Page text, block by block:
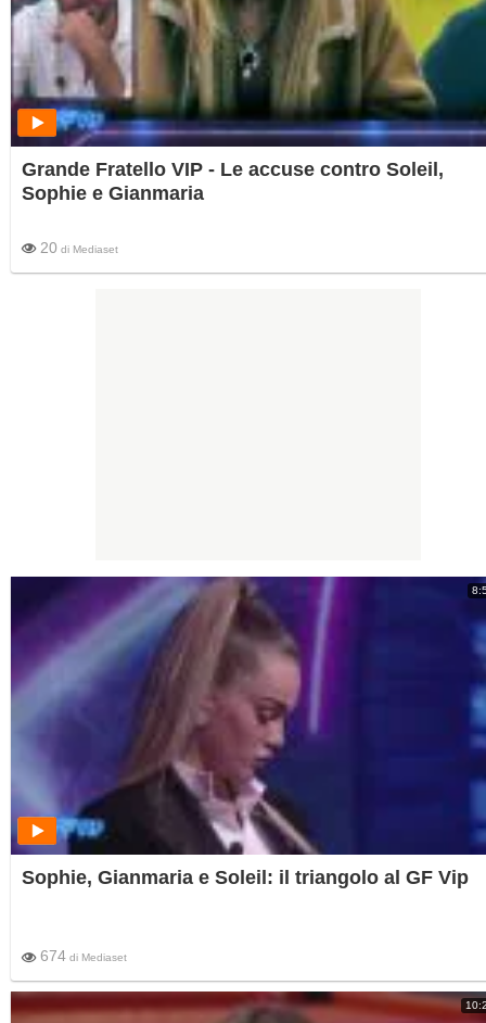
Grande Fratello VIP - Le accuse contro Soleil,
Sophie e Gianmaria
20 di Mediaset
Sophie, Gianmaria e Soleil: il triangolo al GF Vip
674 di Mediaset